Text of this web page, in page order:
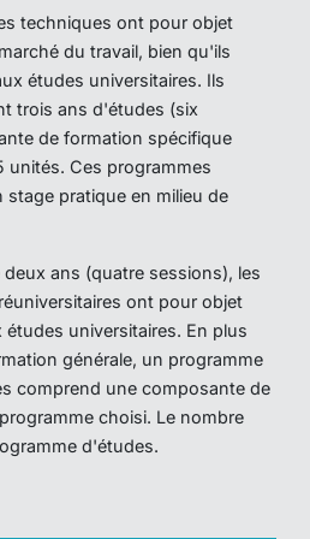
techniques ont pour objet
du travail, bien qu'ils
études universitaires. Ils
trois ans d'études (six
de formation spécifique
unités. Ces programmes
pratique en milieu de
ans (quatre sessions), les
ont pour objet
études universitaires. En plus
générale, un programme
comprend une composante de
choisi. Le nombre
d'études.